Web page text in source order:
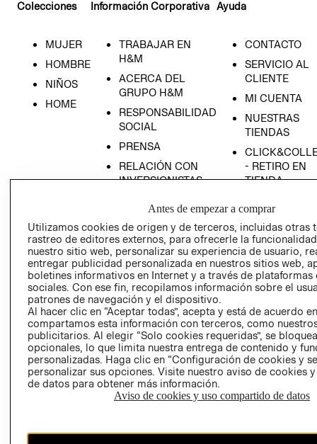
Colecciones
MUJER
HOMBRE
NIÑOS
HOME
Información Corporativa
TRABAJAR EN
H&M
ACERCA DEL
GRUPO H&M
RESPONSABILIDAD
SOCIAL
PRENSA
RELACIÓN CON
INVERSIONISTAS
EMPRESARIAL
Ayuda
CONTACTO
SERVICIO AL
CLIENTE
MI CUENTA
NUESTRAS
TIENDAS
- RETIRO EN
TIENDA
CONDICIONES
AVISO DE
PRIVACIDAD
GIFT CARD
AVISO DE
Antes de empezar a comprar
Utilizamos cookies de origen y de terceros, incluidas otras
rastreo de editores externos, para ofrecerle la
nuestro sitio web, personalizar su experiencia de usuario,
entregar publicidad personalizada en nuestros sitios web,
boletines informativos en Internet y a través de plataformas
sociales. Con ese fin, recopilamos información sobre el
patrones de navegación y el dispositivo.
Al hacer clic en “Aceptar todas”, acepta y está de acuerdo
compartamos esta información con terceros, como
publicitarios. Al elegir “Solo cookies requeridas”, se
opcionales, lo que limita nuestra entrega de contenido y
personalizadas. Haga clic en “Configuración de cookies y
personalizar sus opciones. Visite nuestro aviso de cookies
de datos para obtener más información.
Aviso de cookies y uso compartido de datos